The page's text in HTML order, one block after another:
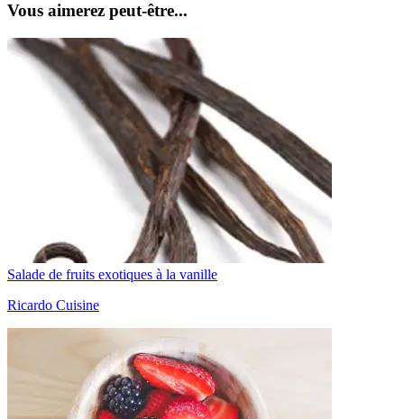
Vous aimerez peut-être...
Salade de fruits exotiques à la vanille
Ricardo Cuisine